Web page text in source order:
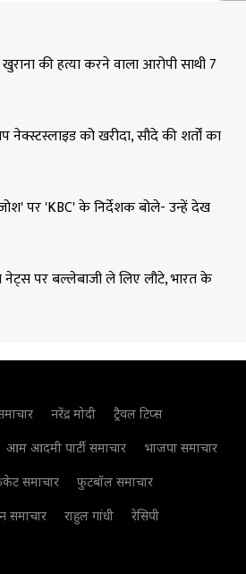
की हत्या करने वाला आरोपी साथी 7
नेक्स्टस्लाइड को खरीदा, सौदे की शर्तों का
पर 'KBC' के निर्देशक बोले- उन्हें देख
पर बल्लेबाजी ले लिए लौटे, भारत के
नरेंद्र मोदी
ट्रैवल टिप्स
आम आदमी पार्टी समाचार
भाजपा समाचार
समाचार
फुटबॉल समाचार
समाचार राहुल गांधी
रेसिपी